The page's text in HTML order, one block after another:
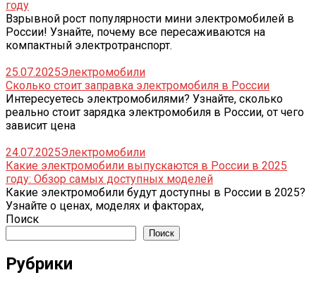
году
Взрывной рост популярности мини электромобилей в
России! Узнайте, почему все пересаживаются на
компактный электротранспорт.
25.07.2025Электромобили
Сколько стоит заправка электромобиля в России
Интересуетесь электромобилями? Узнайте, сколько
реально стоит зарядка электромобиля в России, от чего
зависит цена
24.07.2025Электромобили
Какие электромобили выпускаются в России в 2025
году: Обзор самых доступных моделей
Какие электромобили будут доступны в России в 2025?
Узнайте о ценах, моделях и факторах,
Поиск
Поиск
Рубрики